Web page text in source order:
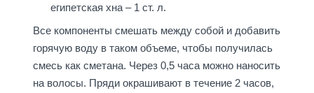
египетская хна – 1 ст. л.
Все компоненты смешать между собой и добавить
горячую воду в таком объеме, чтобы получилась
смесь как сметана. Через 0,5 часа можно наносить
на волосы. Пряди окрашивают в течение 2 часов,